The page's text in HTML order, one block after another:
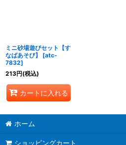
ミニ砂場遊びセット【す
なばあそび】
[atc-
7832]
213円(税込)
カートに入れる
ホーム
ショッピングカート